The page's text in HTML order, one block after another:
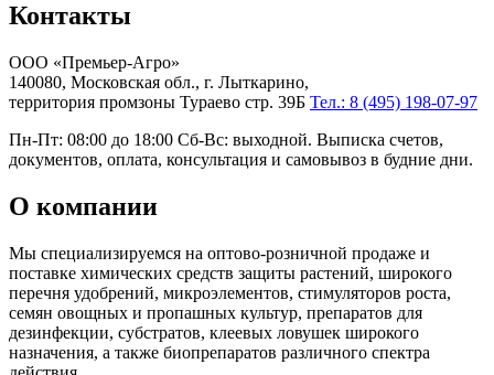
Контакты
ООО «Премьер-Агро»
140080, Московская обл., г. Лыткарино,
территория промзоны Тураево стр. 39Б Тел.: 8 (495) 198-07-97
Пн-Пт: 08:00 до 18:00 Сб-Вс: выходной. Выписка счетов,
документов, оплата, консультация и самовывоз в будние дни.
О компании
Мы специализируемся на оптово-розничной продаже и
поставке химических средств защиты растений, широкого
перечня удобрений, микроэлементов, стимуляторов роста,
семян овощных и пропашных культур, препаратов для
дезинфекции, субстратов, клеевых ловушек широкого
назначения, а также биопрепаратов различного спектра